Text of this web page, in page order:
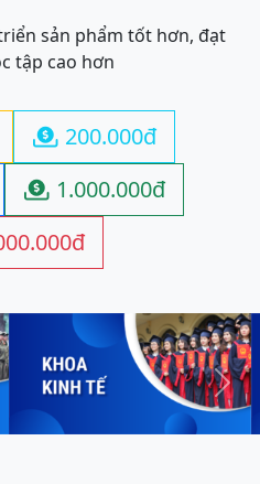
sản phẩm tốt hơn, đạt
tập cao hơn
 200.000đ
 1.000.000đ
Next